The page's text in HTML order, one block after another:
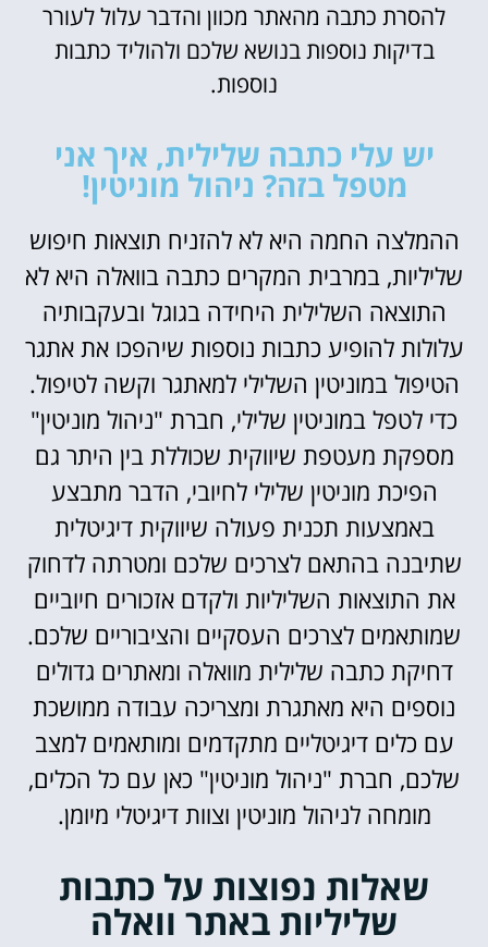
להסרת כתבה מהאתר מכוון והדבר עלול לעורר
בדיקות נוספות בנושא שלכם ולהוליד כתבות
נוספות.
יש עלי כתבה שלילית, איך אני
מטפל בזה? ניהול מוניטין!
ההמלצה החמה היא לא להזניח תוצאות חיפוש
שליליות, במרבית המקרים כתבה בוואלה היא לא
התוצאה השלילית היחידה בגוגל ובעקבותיה
עלולות להופיע כתבות נוספות שיהפכו את אתגר
הטיפול במוניטין השלילי למאתגר וקשה לטיפול.
כדי לטפל במוניטין שלילי, חברת "ניהול מוניטין"
מספקת מעטפת שיווקית שכוללת בין היתר גם
הפיכת מוניטין שלילי לחיובי, הדבר מתבצע
באמצעות תכנית פעולה שיווקית דיגיטלית
שתיבנה בהתאם לצרכים שלכם ומטרתה לדחוק
את התוצאות השליליות ולקדם אזכורים חיוביים
שמותאמים לצרכים העסקיים והציבוריים שלכם.
דחיקת כתבה שלילית מוואלה ומאתרים גדולים
נוספים היא מאתגרת ומצריכה עבודה ממושכת
עם כלים דיגיטליים מתקדמים ומותאמים למצב
שלכם, חברת "ניהול מוניטין" כאן עם כל הכלים,
מומחה לניהול מוניטין וצוות דיגיטלי מיומן.
שאלות נפוצות על כתבות
שליליות באתר וואלה